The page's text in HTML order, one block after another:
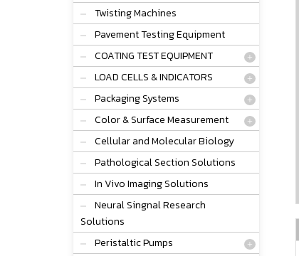
Twisting Machines
Pavement Testing Equipment
COATING TEST EQUIPMENT
LOAD CELLS & INDICATORS
Packaging Systems
Color & Surface Measurement
Cellular and Molecular Biology
Pathological Section Solutions
In Vivo Imaging Solutions
Neural Singnal Research
Solutions
Peristaltic Pumps